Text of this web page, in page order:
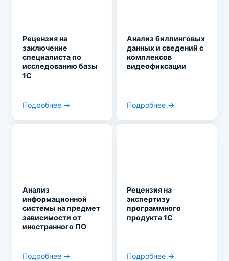
Рецензия на
заключение
специалиста по
исследованию базы
1С
Подробнее →
Анализ биллинговых
данных и сведений с
комплексов
видеофиксации
Подробнее →
Анализ
информационной
системы на предмет
зависимости от
иностранного ПО
Подробнее →
Рецензия на
экспертизу
программного
продукта 1С
Подробнее →